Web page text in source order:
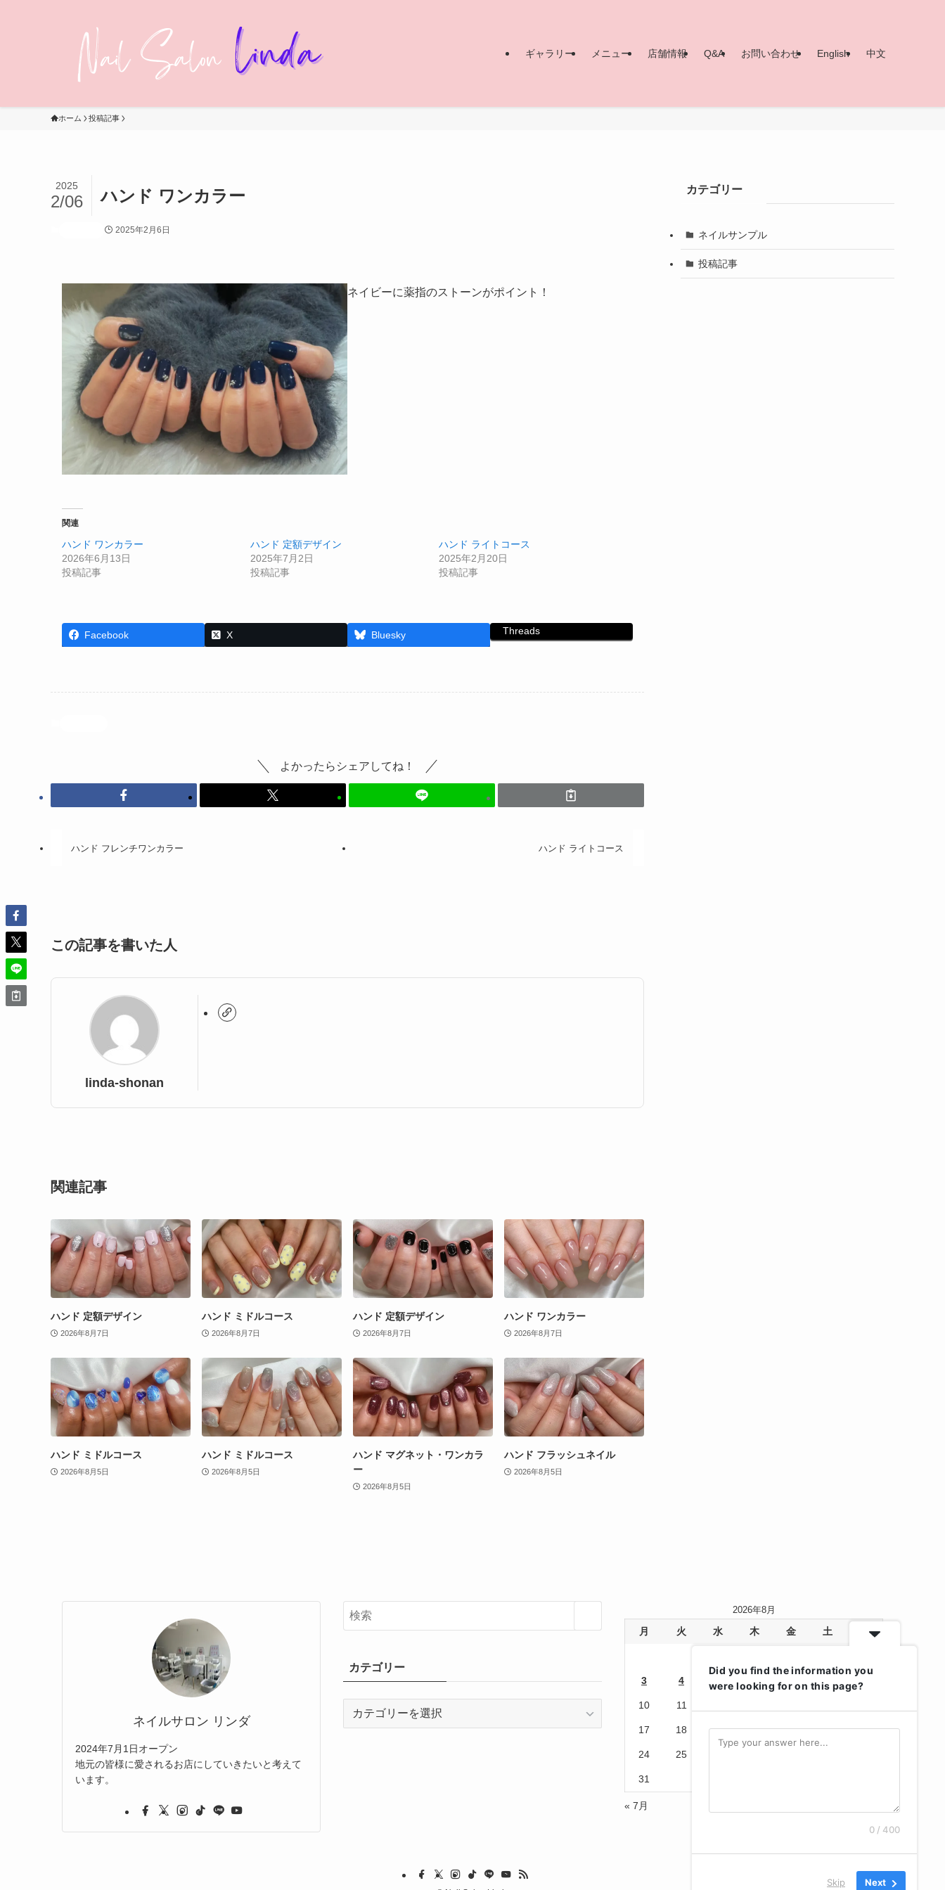
ギャラリー メニュー 店舗情報 Q&A お問い合わせ English 中文
ホーム 投稿記事
ハンド ワンカラー
2025
2/06
2025年2月6日
ネイビーに薬指のストーンがポイント！
関連
ハンド ワンカラー
2026年6月13日
投稿記事
ハンド 定額デザイン
2025年7月2日
投稿記事
ハンド ライトコース
2025年2月20日
投稿記事
Facebook X Bluesky Threads
よかったらシェアしてね！
ハンド フレンチワンカラー ハンド ライトコース
この記事を書いた人
linda-shonan
関連記事
ハンド 定額デザイン
2026年8月7日
ハンド ミドルコース
2026年8月7日
ハンド 定額デザイン
2026年8月7日
ハンド ワンカラー
2026年8月7日
ハンド ミドルコース
2026年8月5日
ハンド ミドルコース
2026年8月5日
ハンド マグネット・ワンカラ
ー
2026年8月5日
ハンド フラッシュネイル
2026年8月5日
カテゴリー
ネイルサンプル
投稿記事
ネイルサロン リンダ
2024年7月1日オープン
地元の皆様に愛されるお店にしていきたいと考えて
います。
カテゴリー
2026年8月
月 火 水 木 金 土
3 4 6 9
10 11
17 18 19 20 21 22 23
24 25
31
« 7月
Did you find the information you
were looking for on this page?
0 / 400
Skip Next